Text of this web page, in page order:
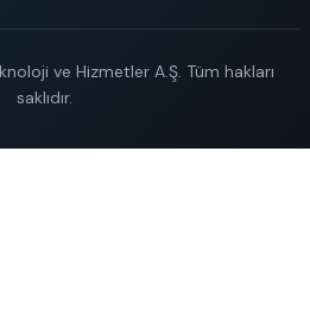
ve Hizmetler A.Ş. Tüm hakları
saklıdır.